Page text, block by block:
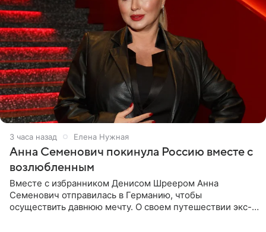
3 часа назад Елена Нужная
Анна Семенович покинула Россию вместе с
возлюбленным
Вместе с избранником Денисом Шреером Анна
Семенович отправилась в Германию, чтобы
осуществить давнюю мечту. О своем путешествии экс-